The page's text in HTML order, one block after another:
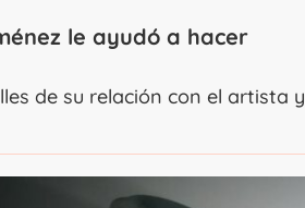
le ayudó a hacer
de su relación con el artista y